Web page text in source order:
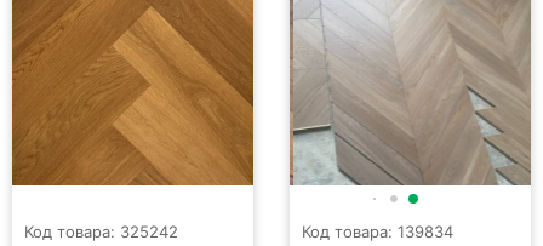
Код товара: 325242 Код товара: 139834